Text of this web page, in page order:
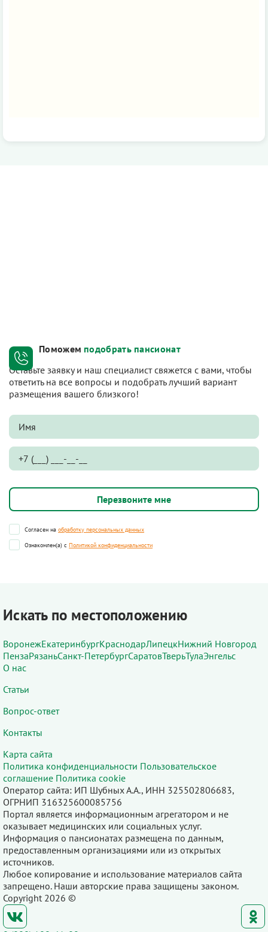
Поможем подобрать пансионат
Оставьте заявку и наш специалист свяжется с вами, чтобы
ответить на все вопросы и подобрать лучший вариант
размещения вашего близкого!
Согласен на обработку персональных данных
Ознакомлен(а) с Политикой конфиденциальности
Искать по местоположению
ВоронежЕкатеринбургКраснодарЛипецкНижний Новгород
ПензаРязаньСанкт-ПетербургСаратовТверьТулаЭнгельс
О нас
Статьи
Вопрос-ответ
Контакты
Карта сайта
Политика конфиденциальности Пользовательское
соглашение Политика cookie
Оператор сайта: ИП Шубных А.А., ИНН 325502806683,
ОГРНИП 316325600085756
Портал является информационным агрегатором и не
оказывает медицинских или социальных услуг.
Информация о пансионатах размещена по данным,
предоставленным организациями или из открытых
источников.
Любое копирование и использование материалов сайта
запрещено. Наши авторские права защищены законом.
Copyright 2026 ©